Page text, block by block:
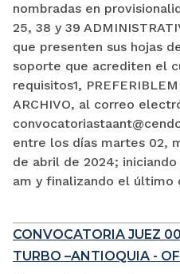
nombradas en
25, 38 y 39
que presenten sus hojas
soporte que acrediten el
requisitos1,
ARCHIVO, al correo
entre los días martes 02,
de abril de 2024;
am y finalizando el último
CONVOCATORIA JUEZ
TURBO –ANTIOQUIA -